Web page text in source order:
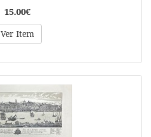
15.00€
Ver Item